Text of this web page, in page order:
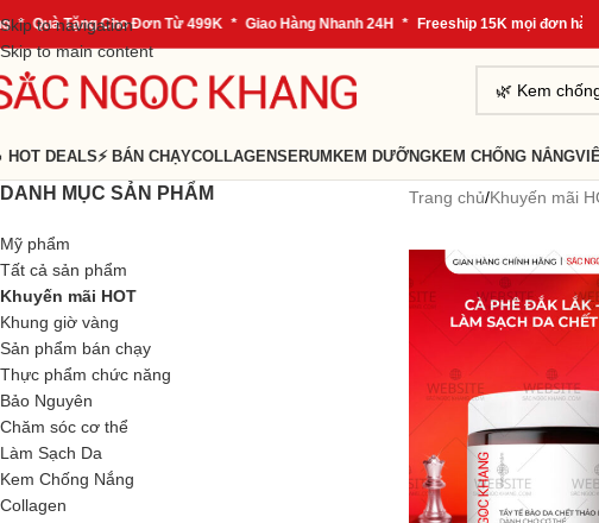
Skip to navigation
Skip to main content
Quà Tặng Cho Đơn Từ 499K * Giao Hàng Nhanh 24H * Freeship 15K mọi đơn hàng
HOT DEALS⚡ BÁN CHẠYCOLLAGENSERUMKEM DƯỠNGKEM CHỐNG NẮNG
DANH MỤC SẢN PHẨM
Mỹ phẩm
Tất cả sản phẩm
Khuyến mãi HOT
Khung giờ vàng
Sản phẩm bán chạy
Thực phẩm chức năng
Bảo Nguyên
Chăm sóc cơ thể
Làm Sạch Da
Kem Chống Nắng
Collagen
Trang chủ/Khuyến mãi